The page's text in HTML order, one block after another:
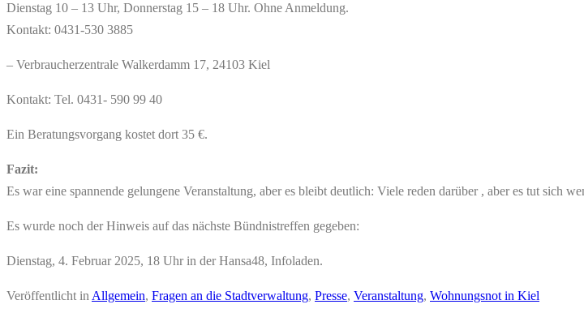
Dienstag 10 – 13 Uhr, Donnerstag 15 – 18 Uhr. Ohne Anmeldung.
Kontakt: 0431-530 3885
– Verbraucherzentrale Walkerdamm 17, 24103 Kiel
Kontakt: Tel. 0431- 590 99 40
Ein Beratungsvorgang kostet dort 35 €.
Fazit:
Es war eine spannende gelungene Veranstaltung, aber es bleibt deutlich: Viele reden darüber , aber es tut sich
Es wurde noch der Hinweis auf das nächste Bündnistreffen gegeben:
Dienstag, 4. Februar 2025, 18 Uhr in der Hansa48, Infoladen.
Veröffentlicht in Allgemein, Fragen an die Stadtverwaltung, Presse, Veranstaltung, Wohnungsnot in Kiel